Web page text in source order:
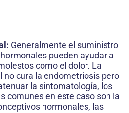
Generalmente el suministro
pueden ayudar a
como el dolor. La
no cura la endometriosis pero
la sintomatología, los
comunes en este caso son la
hormonales, las